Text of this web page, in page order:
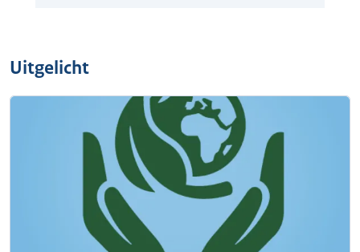
Uitgelicht